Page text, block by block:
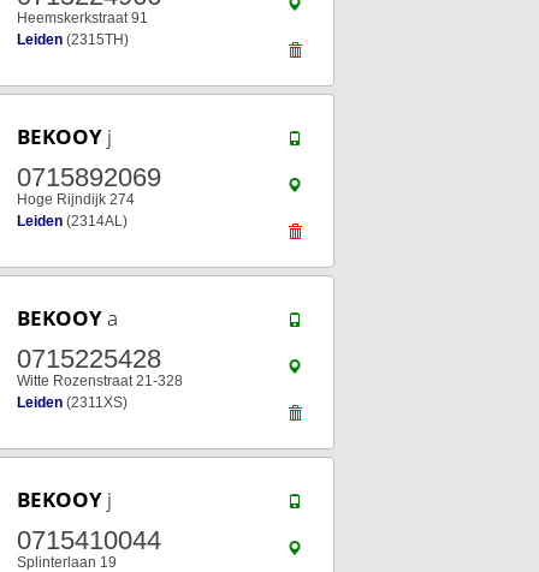
Heemskerkstraat 91
Leiden (2315TH)
BEKOOY j
0715892069
Hoge Rijndijk 274
Leiden (2314AL)
BEKOOYa
0715225428
Witte Rozenstraat 21-328
Leiden (2311XS)
BEKOOY j
0715410044
Splinterlaan 19